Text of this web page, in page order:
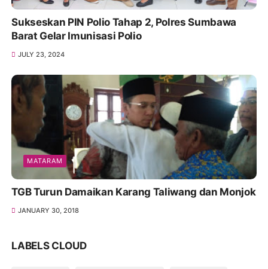
Sukseskan PIN Polio Tahap 2, Polres Sumbawa
Barat Gelar Imunisasi Polio
JULY 23, 2024
MATARAM
TGB Turun Damaikan Karang Taliwang dan Monjok
JANUARY 30, 2018
LABELS CLOUD